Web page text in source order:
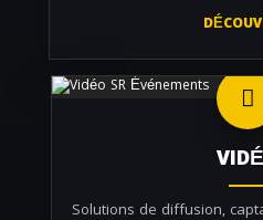
Solutions de diffusion,